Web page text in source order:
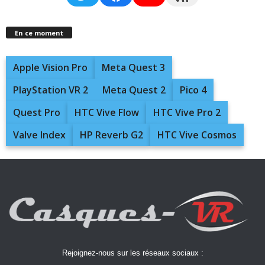
En ce moment
Apple Vision Pro
Meta Quest 3
PlayStation VR 2
Meta Quest 2
Pico 4
Quest Pro
HTC Vive Flow
HTC Vive Pro 2
Valve Index
HP Reverb G2 HTC Vive Cosmos
Rejoignez-nous sur les réseaux sociaux :